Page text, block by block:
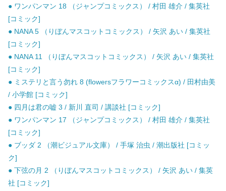
● ワンパンマン 18 （ジャンプコミックス） / 村田 雄介 / 集英社
[コミック]
● NANA 5 （りぼんマスコットコミックス） / 矢沢 あい / 集英社
[コミック]
● NANA 11 （りぼんマスコットコミックス） / 矢沢 あい / 集英社
[コミック]
● ミステリと言う勿れ 8 (flowersフラワーコミックスα) / 田村由美
/ 小学館 [コミック]
● 四月は君の嘘 3 / 新川 直司 / 講談社 [コミック]
● ワンパンマン 17 （ジャンプコミックス） / 村田 雄介 / 集英社
[コミック]
● ブッダ 2 （潮ビジュアル文庫） / 手塚 治虫 / 潮出版社 [コミッ
ク]
● 下弦の月 2 （りぼんマスコットコミックス） / 矢沢 あい / 集英
社 [コミック]